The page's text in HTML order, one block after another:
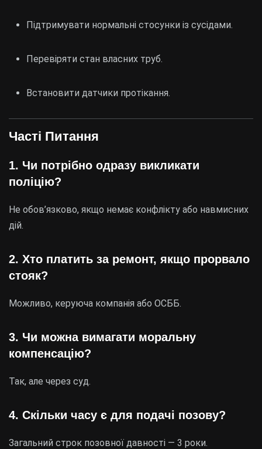
Підтримувати нормальні стосунки із сусідами.
Перевіряти стан власних труб.
Встановити датчики протікання.
Часті Питання
1. Чи потрібно одразу викликати
поліцію?
Не обов’язково, якщо немає конфлікту або навмисних
дій.
2. Хто платить за ремонт, якщо прорвало
стояк?
Можливо, керуюча компанія або ОСББ.
3. Чи можна вимагати моральну
компенсацію?
Так, але через суд.
4. Скільки часу є для подачі позову?
Загальний строк позовної давності — 3 роки.